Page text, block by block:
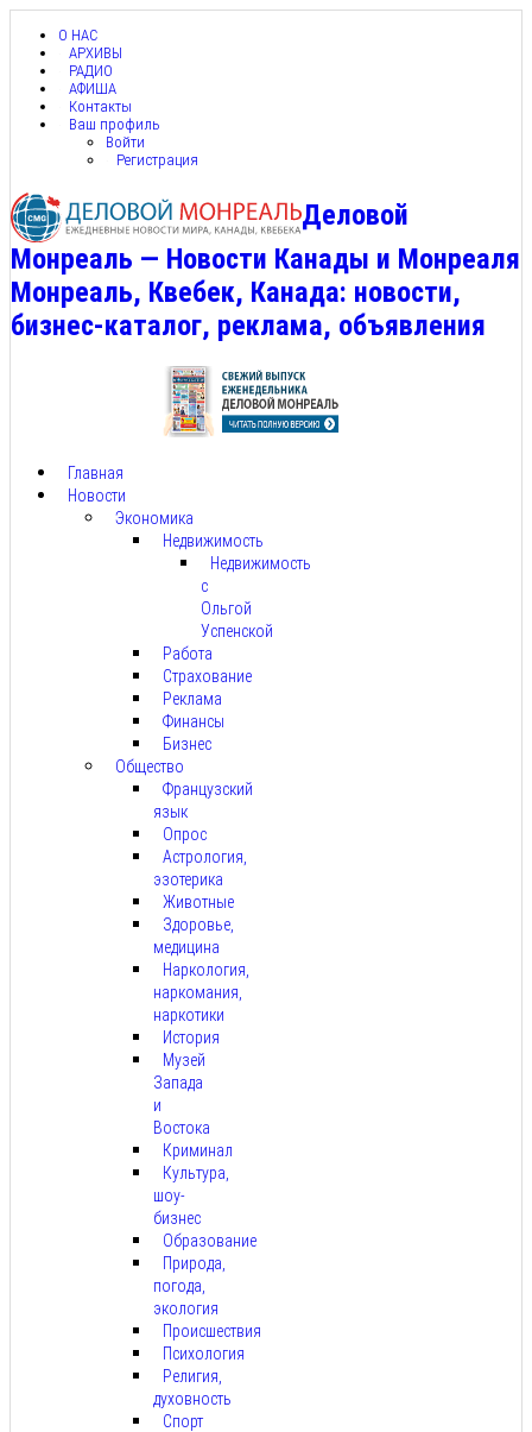
О НАС
АРХИВЫ
РАДИО
АФИША
Контакты
Ваш профиль
Войти
Регистрация
Деловой
Монреаль — Новости Канады и Монреаля
Монреаль, Квебек, Канада: новости,
бизнес-каталог, реклама, объявления
Главная
Новости
Экономика
Недвижимость
Недвижимость
с
Ольгой
Успенской
Работа
Страхование
Реклама
Финансы
Бизнес
Общество
Французский
язык
Опрос
Астрология,
эзотерика
Животные
Здоровье,
медицина
Наркология,
наркомания,
наркотики
История
Музей
Запада
и
Востока
Криминал
Культура,
шоу-
бизнес
Образование
Природа,
погода,
экология
Происшествия
Психология
Религия,
духовность
Спорт